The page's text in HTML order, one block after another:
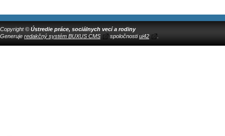
Copyright © Ústredie práce, sociálnych vecí a rodiny
Generuje redakčný systém BUXUS CMS spoločnostiui42